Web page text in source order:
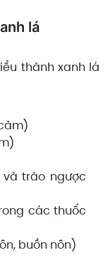
lá
thành xanh lá
trào ngược
các thuốc
buồn nôn)